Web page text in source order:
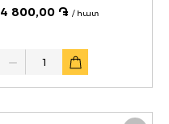
4 800,00 ֏ / հատ